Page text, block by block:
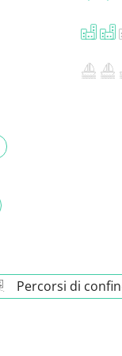
Percorsi di